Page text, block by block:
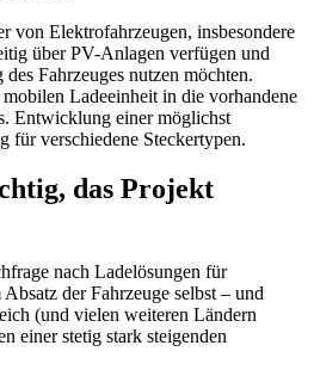
von Elektrofahrzeugen, insbesondere
über PV-Anlagen verfügen und
Fahrzeuges nutzen möchten.
Ladeeinheit in die vorhandene
Entwicklung einer möglichst
für verschiedene Steckertypen.
das Projekt
nach Ladelösungen für
der Fahrzeuge selbst – und
(und vielen weiteren Ländern
einer stetig stark steigenden